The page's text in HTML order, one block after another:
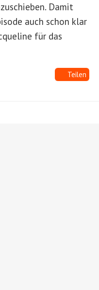
Damit
auch schon klar
für das
Teilen